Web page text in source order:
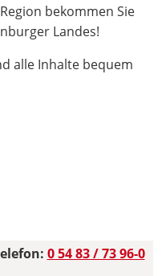
bekommen Sie
Landes!
alle Inhalte bequem
0 54 83 / 73 96-0